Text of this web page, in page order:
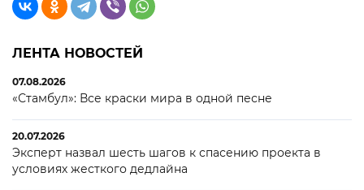
ЛЕНТА НОВОСТЕЙ
07.08.2026
«Стамбул»: Все краски мира в одной песне
20.07.2026
Эксперт назвал шесть шагов к спасению проекта в
условиях жесткого дедлайна